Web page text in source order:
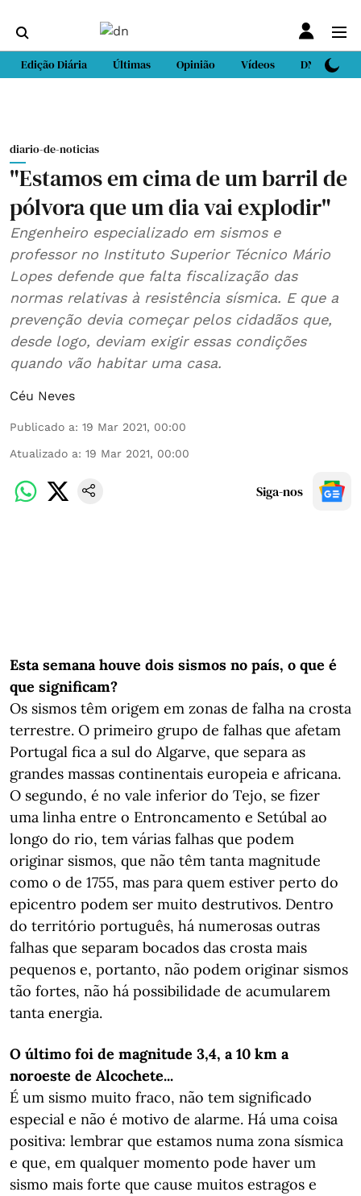
Edição Diária Últimas Opinião Vídeos DN Sport
diario-de-noticias
"Estamos em cima de um barril de
pólvora que um dia vai explodir"
Engenheiro especializado em sismos e
professor no Instituto Superior Técnico Mário
Lopes defende que falta fiscalização das
normas relativas à resistência sísmica. E que a
prevenção devia começar pelos cidadãos que,
desde logo, deviam exigir essas condições
quando vão habitar uma casa.
Céu Neves
Publicado a: 19 Mar 2021, 00:00
Atualizado a: 19 Mar 2021, 00:00
Siga-nos
Esta semana houve dois sismos no país, o que é
que significam?
Os sismos têm origem em zonas de falha na crosta
terrestre. O primeiro grupo de falhas que afetam
Portugal fica a sul do Algarve, que separa as
grandes massas continentais europeia e africana.
O segundo, é no vale inferior do Tejo, se fizer
uma linha entre o Entroncamento e Setúbal ao
longo do rio, tem várias falhas que podem
originar sismos, que não têm tanta magnitude
como o de 1755, mas para quem estiver perto do
epicentro podem ser muito destrutivos. Dentro
do território português, há numerosas outras
falhas que separam bocados das crosta mais
pequenos e, portanto, não podem originar sismos
tão fortes, não há possibilidade de acumularem
tanta energia.
O último foi de magnitude 3,4, a 10 km a
noroeste de Alcochete...
É um sismo muito fraco, não tem significado
especial e não é motivo de alarme. Há uma coisa
positiva: lembrar que estamos numa zona sísmica
e que, em qualquer momento pode haver um
sismo mais forte que cause muitos estragos e